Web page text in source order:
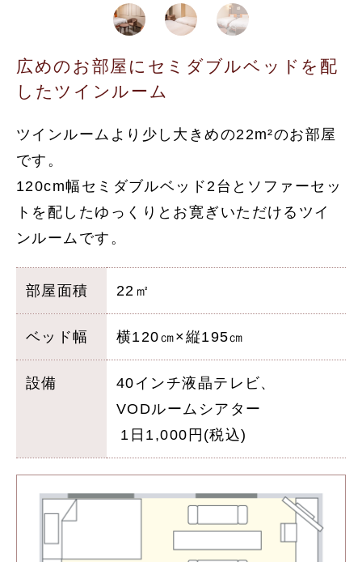
広めのお部屋にセミダブルベッドを配
したツインルーム
ツインルームより少し大きめの22m²のお部屋
です。
120cm幅セミダブルベッド2台とソファーセッ
トを配したゆっくりとお寛ぎいただけるツイ
ンルームです。
部屋面積 22㎡
ベッド幅 横120㎝×縦195㎝
設備
40インチ液晶テレビ、
VODルームシアター
1日1,000円(税込)